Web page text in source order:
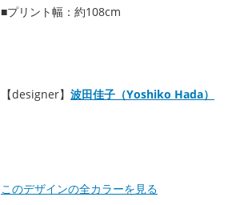
■プリント幅：約108cm
【designer】 波田佳子（Yoshiko Hada）
このデザインの全カラーを見る